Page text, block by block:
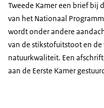
Tweede Kamer een brief bij
van het Nationaal
wordt onder andere
van de stikstofuitstoot en de
natuurkwaliteit. Een
aan de Eerste Kamer